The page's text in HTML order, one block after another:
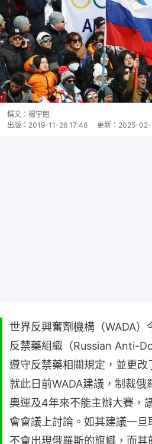
撰文： 楊宇翹
出版： 2019-11-26 17:46 更新： 2025-02-
世界反興奮劑機構（WADA
反禁藥組織（Russian Anti-
遵守反禁藥相關規定，並更改
就此日前WADA建議，制裁俄
奧運及4年來不能主辦大賽，
會會議上討論。如其建議一
不會出現俄羅斯的旗幟，而